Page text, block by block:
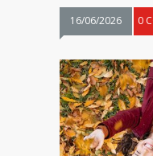
16/06/2026 0